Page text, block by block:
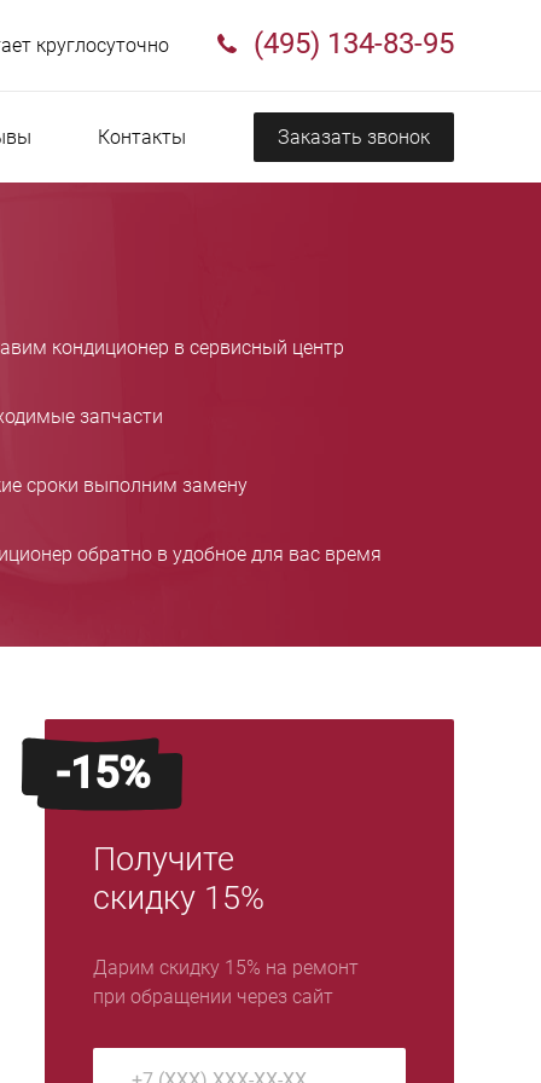
круглосуточно (495) 134-83-95
Контакты Заказать звонок
кондиционер в сервисный центр
запчасти
сроки выполним замену
обратно в удобное для вас время
-15%
Получите
скидку 15%
Дарим скидку 15% на ремонт
при обращении через сайт